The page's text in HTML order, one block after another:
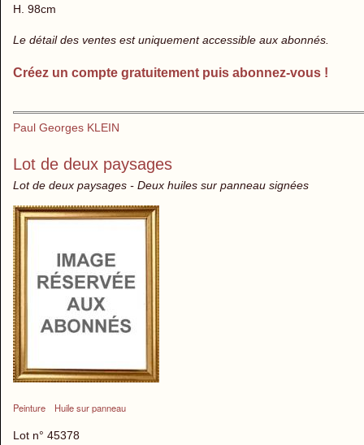
H. 98cm
Le détail des ventes est uniquement accessible aux abonnés.
Créez un compte gratuitement puis abonnez-vous !
Paul Georges KLEIN
Lot de deux paysages
Lot de deux paysages - Deux huiles sur panneau signées
Peinture Huile sur panneau
Lot n° 45378